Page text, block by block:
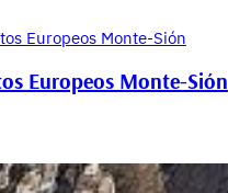
Europeos Monte-Sión